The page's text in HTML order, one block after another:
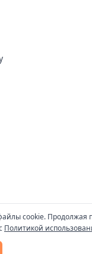
cookie. Продолжая
Политикой